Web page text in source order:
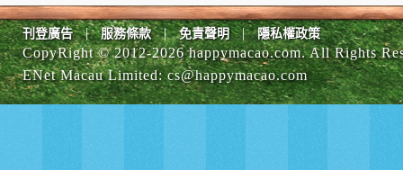
刊登廣告 | 服務條款 | 免責聲明 | 隱私權政策
CopyRight © 2012-2026 happymacao.com. All Rights
ENet Macau Limited:cs@happymacao.com